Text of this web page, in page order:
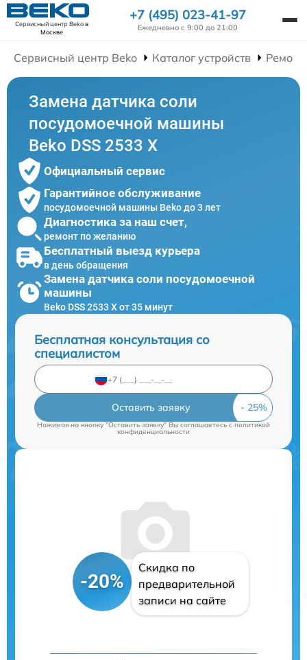
Сервисный центр Bekoв
Москве
+7 (495) 023-41-97
Ежедневно с 9:00 до 21:00
Сервисный центр Beko Каталог устройств
Замена датчика соли
посудомоечной машины
Beko DSS 2533 X
Официальный сервис
Гарантийное обслуживание
посудомоечной машины Beko до 3 лет
Диагностика за наш счет,
ремонт по желанию
Бесплатный выезд курьера
в день обращения
Замена датчика соли посудомоечной
машины
Beko DSS 2533 X от 35 минут
Бесплатная консультация со
специалистом
Оставить заявку
Нажимая на кнопку "Оставить заявку" Вы соглашаетесь c политикой
конфиденциальности
-20%
Скидка по
предварительной
записи на сайте